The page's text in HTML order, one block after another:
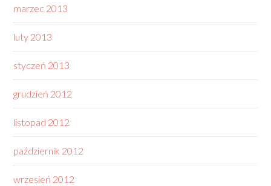
marzec 2013
luty 2013
styczeń 2013
grudzień 2012
listopad 2012
październik 2012
wrzesień 2012